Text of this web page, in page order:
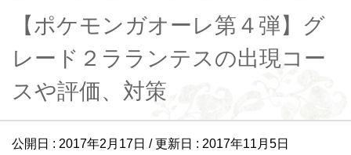
【ポケモンガオーレ第４弾】グ
レード２ラランテスの出現コー
スや評価、対策
公開日 : 2017年2月17日 / 更新日 : 2017年11月5日